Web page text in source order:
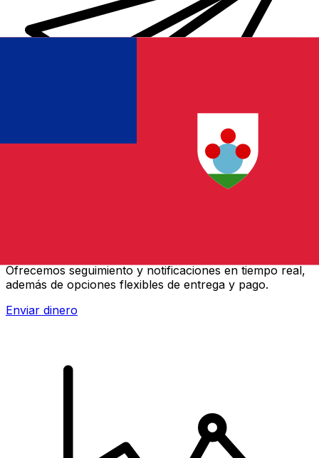
Ofrecemos seguimiento y notificaciones en tiempo real,
además de opciones flexibles de entrega y pago.
Enviar dinero